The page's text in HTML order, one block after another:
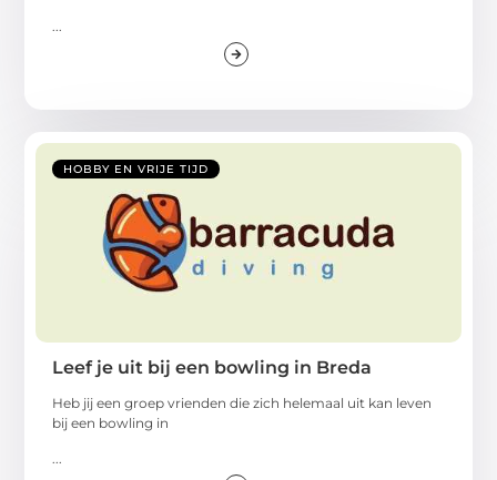
HOBBY EN VRIJE TIJD
Leef je uit bij een bowling in Breda
Heb jij een groep vrienden die zich helemaal uit kan leven
bij een bowling in
...